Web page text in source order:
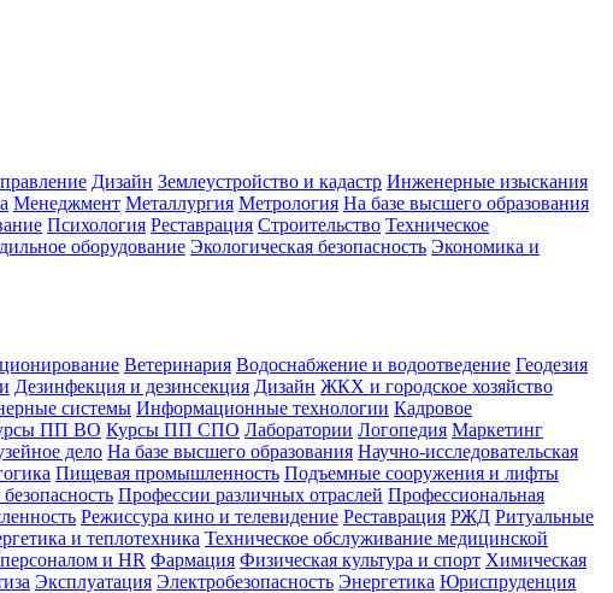
Дизайн Землеустройство и кадастр Инженерные изыскания
Менеджмент Металлургия Метрология На базе высшего образования
Психология Реставрация Строительство Техническое
оборудование Экологическая безопасность Экономика и
Ветеринария Водоснабжение и водоотведение Геодезия
Дезинфекция и дезинсекция Дизайн ЖКХ и городское хозяйство
системы Информационные технологии Кадровое
ПП ВО Курсы ПП СПО Лаборатории Логопедия Маркетинг
дело На базе высшего образования Научно-исследовательская
Пищевая промышленность Подъемные сооружения и лифты
Профессии различных отраслей Профессиональная
Режиссура кино и телевидение Реставрация РЖД Ритуальные
и теплотехника Техническое обслуживание медицинской
и HR Фармация Физическая культура и спорт Химическая
Эксплуатация Электробезопасность Энергетика Юриспруденция